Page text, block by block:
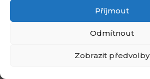
Příjmout
Odmítnout
Zobrazit předvolby